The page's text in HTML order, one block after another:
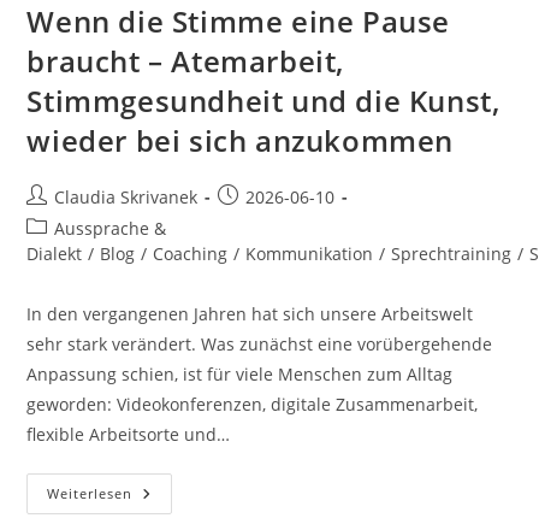
Wenn die Stimme eine Pause
braucht – Atemarbeit,
Stimmgesundheit und die Kunst,
wieder bei sich anzukommen
Beitrags-
Autor:
Claudia Skrivanek
Beitrag2026-06-10
Beitrags-
Kategorie:
Aussprache &
Dialekt / Blog / Coaching / Kommunikation / Sprechtraining /
In den vergangenen Jahren hat sich unsere Arbeitswelt
sehr stark verändert. Was zunächst eine vorübergehende
Anpassung schien, ist für viele Menschen zum Alltag
geworden: Videokonferenzen, digitale Zusammenarbeit,
flexible Arbeitsorte und…
Weiterlesen Wenn
Die